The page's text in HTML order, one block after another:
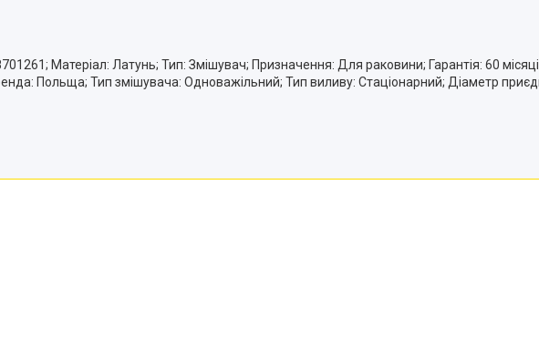
Матеріал: Латунь; Тип: Змішувач; Призначення: Для раковини; Гарантія: 60
Польща; Тип змішувача: Одноважільний; Тип виливу: Стаціонарний; Діаметр